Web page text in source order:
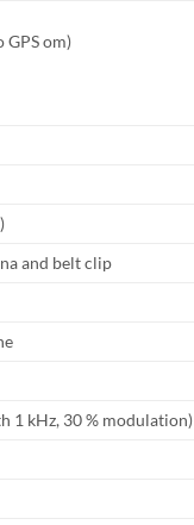
GPS om)
and belt clip
1 kHz, 30 % modulation)